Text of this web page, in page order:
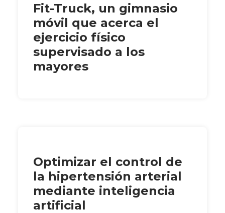
Fit-Truck, un gimnasio
móvil que acerca el
ejercicio físico
supervisado a los
mayores
Optimizar el control de
la hipertensión arterial
mediante inteligencia
artificial